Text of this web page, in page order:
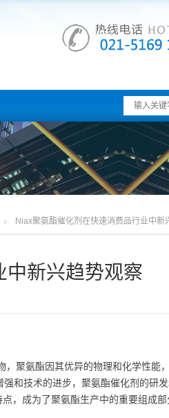
Niax聚氨酯催化剂在快速消费品行业中新
中新兴趋势观察
聚氨酯因其优异的物理和化学性能
和技术的进步，聚氨酯催化剂的研
，成为了聚氨酯生产中的重要组成部